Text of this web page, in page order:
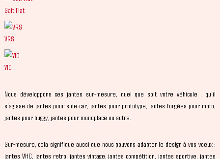
Salt Flat
VRS
Y10
Nous développons ces jantes sur-mesure, quel que soit votre véhicule : qu’il
s’agisse de jantes pour side-car, jantes pour prototype, jantes forgées pour moto,
jantes pour buggy, jantes pour monoplace ou autre.
Sur-mesure, cela signifique aussi que nous pouvons adapter le design à vos voeux :
jantes VHC, jantes retro, jantes vintage, jantes compétition, jantes sportive, jantes